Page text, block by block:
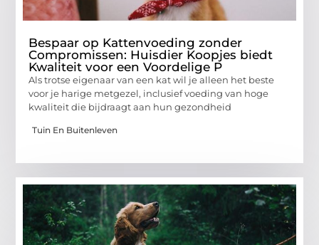
Bespaar op Kattenvoeding zonder
Compromissen: Huisdier Koopjes biedt
Kwaliteit voor een Voordelige P
Als trotse eigenaar van een kat wil je alleen het beste
voor je harige metgezel, inclusief voeding van hoge
kwaliteit die bijdraagt aan hun gezondheid
Tuin En Buitenleven